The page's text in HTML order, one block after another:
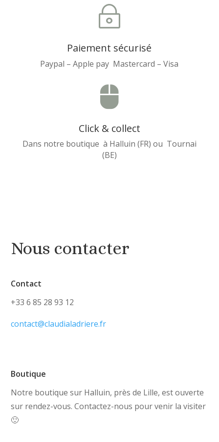
~
Paiement sécurisé
Paypal – Apple pay Mastercard – Visa

Click & collect
Dans notre boutique à Halluin (FR) ou Tournai
(BE)
Nous contacter
Contact
+33 6 85 28 93 12
contact@claudialadriere.fr
Boutique
Notre boutique sur Halluin, près de Lille, est ouverte
sur rendez-vous. Contactez-nous pour venir la visiter
🙂